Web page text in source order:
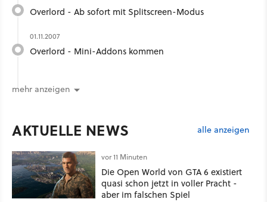
Overlord - Ab sofort mit Splitscreen-Modus
01.11.2007
Overlord - Mini-Addons kommen
mehr anzeigen
AKTUELLE NEWS alle anzeigen
vor 11 Minuten
Die Open World von GTA 6 existiert
quasi schon jetzt in voller Pracht -
aber im falschen Spiel